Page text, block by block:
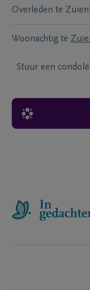
Overleden te
Woonachtig te
Stuur een